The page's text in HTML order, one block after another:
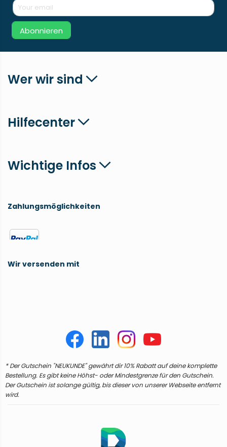
Abonnieren
Wer wir sind
Hilfecenter
Wichtige Infos
Zahlungsmöglichkeiten
Bestellung. Es gibt keine Höhst- oder Mindestgrenze für den Gutschein.
Der Gutschein ist solange gültig, bis dieser von unserer Webseite entfernt
wird.